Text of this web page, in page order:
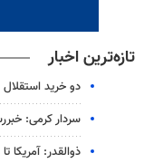
تازه‌ترین اخبار
دو خرید استقلال
سردار کرمی:
ذوالقدر: آمریکا